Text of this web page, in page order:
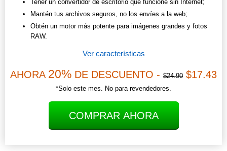
Tener un convertidor de escritorio que funcione sin Internet;
Mantén tus archivos seguros, no los envíes a la web;
Obtén un motor más potente para imágenes grandes y fotos
RAW.
Ver características
AHORA 20% DE DESCUENTO - $24.90 $17.43
*Solo este mes. No para revendedores.
COMPRAR AHORA